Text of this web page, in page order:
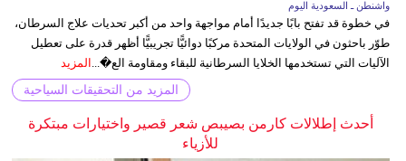
واشنطن ـ السعودية اليوم
في خطوة قد تفتح بابًا جديدًا أمام مواجهة واحد من أكبر تحديات علاج السرطان،
طوّر باحثون في الولايات المتحدة مركبًا دوائيًّا تجريبيًّا أظهر قدرة على تعطيل
الآليات التي تستخدمها الخلايا السرطانية للبقاء ومقاومة الع�... المزيد
المزيد من التحقيقات السياحية
أحدث إطلالات كارمن بصيبص شعر قصير واختيارات مبتكرة
للأزياء